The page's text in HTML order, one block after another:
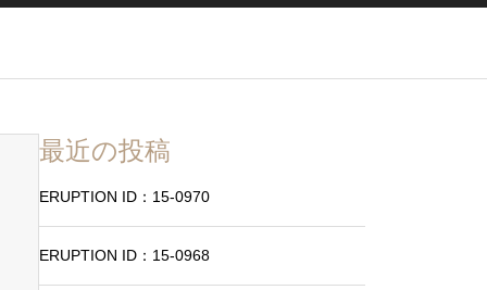
最近の投稿
ERUPTION ID：15-0970
ERUPTION ID：15-0968